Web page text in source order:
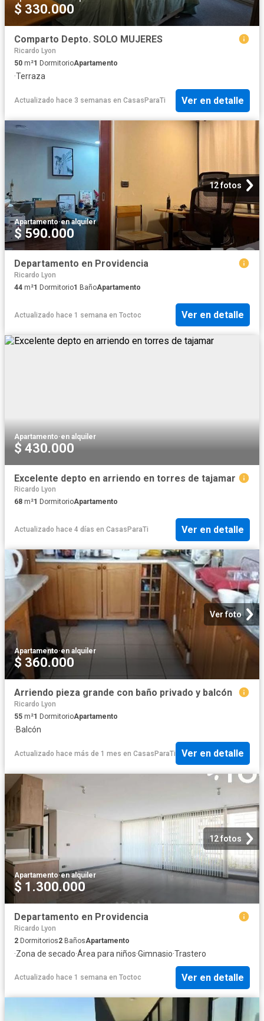
$ 330.000
Comparto Depto. SOLO MUJERES
Ricardo Lyon
50 m²1 DormitorioApartamento
·Terraza
Actualizado hace 3 semanas en CasasParaTi Ver en detalle
12 fotos
Apartamento·en alquiler
$ 590.000
Departamento en Providencia
Ricardo Lyon
44 m²1 Dormitorio1 BañoApartamento
Actualizado hace 1 semana en Toctoc Ver en detalle
Apartamento·en alquiler
$ 430.000
Excelente depto en arriendo en torres de tajamar
Ricardo Lyon
68 m²1 DormitorioApartamento
Actualizado hace 4 días en CasasParaTi Ver en detalle
Ver foto
Apartamento·en alquiler
$ 360.000
Arriendo pieza grande con baño privado y balcón
Ricardo Lyon
55 m²1 DormitorioApartamento
·Balcón
Actualizado hace más de 1 mes en CasasParaTi Ver en detalle
12 fotos
Apartamento·en alquiler
$ 1.300.000
Departamento en Providencia
Ricardo Lyon
2 Dormitorios2 BañosApartamento
·Zona de secado·Área para niños·Gimnasio·Trastero
Actualizado hace 1 semana en Toctoc Ver en detalle